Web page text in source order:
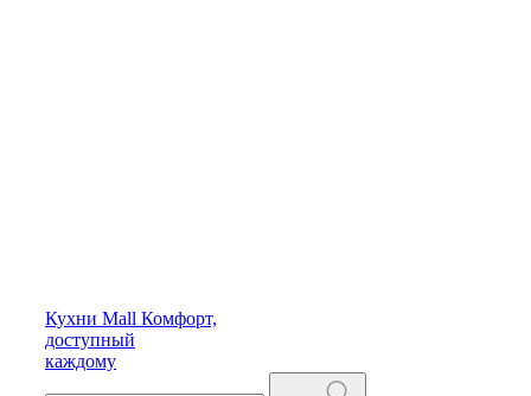
Кухни Mall Комфорт,
доступный
каждому